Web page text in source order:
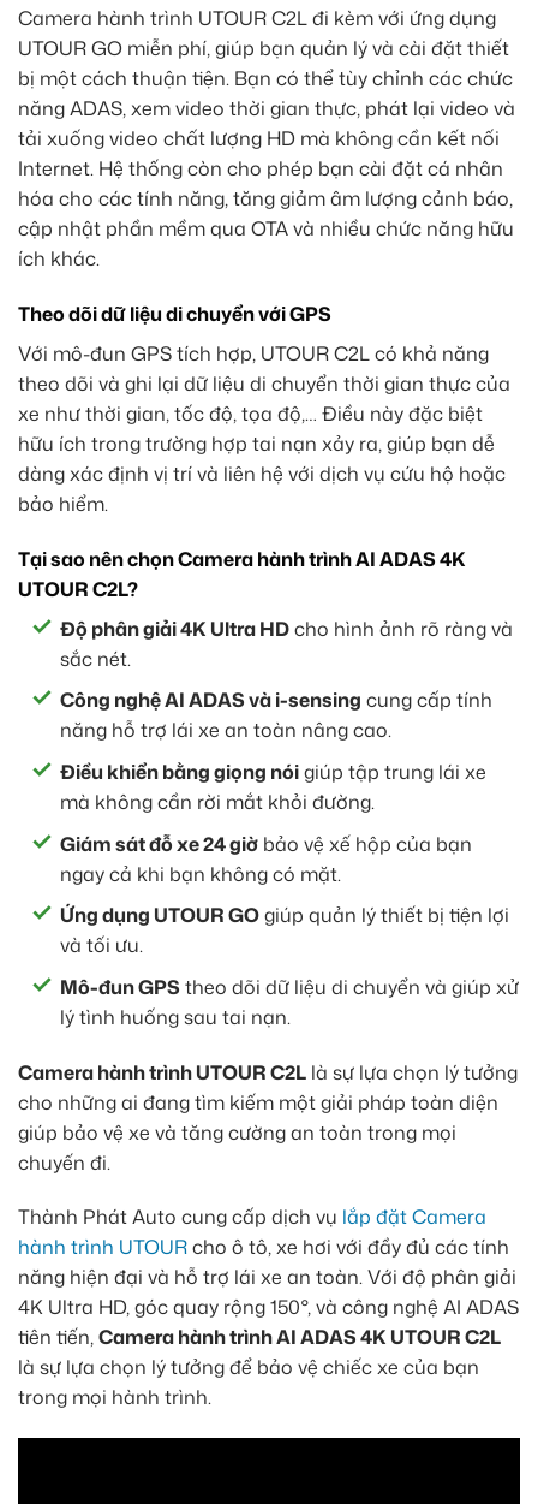
Camera hành trình UTOUR C2L đi kèm với ứng dụng
UTOUR GO miễn phí, giúp bạn quản lý và cài đặt thiết
bị một cách thuận tiện. Bạn có thể tùy chỉnh các chức
năng ADAS, xem video thời gian thực, phát lại video và
tải xuống video chất lượng HD mà không cần kết nối
Internet. Hệ thống còn cho phép bạn cài đặt cá nhân
hóa cho các tính năng, tăng giảm âm lượng cảnh báo,
cập nhật phần mềm qua OTA và nhiều chức năng hữu
ích khác.
Theo dõi dữ liệu di chuyển với GPS
Với mô-đun GPS tích hợp, UTOUR C2L có khả năng
theo dõi và ghi lại dữ liệu di chuyển thời gian thực của
xe như thời gian, tốc độ, tọa độ,… Điều này đặc biệt
hữu ích trong trường hợp tai nạn xảy ra, giúp bạn dễ
dàng xác định vị trí và liên hệ với dịch vụ cứu hộ hoặc
bảo hiểm.
Tại sao nên chọn Camera hành trình AI ADAS 4K
UTOUR C2L?
Độ phân giải 4K Ultra HDcho hình ảnh rõ ràng và
sắc nét.
Công nghệ AI ADAS và i-sensing cung cấp tính
năng hỗ trợ lái xe an toàn nâng cao.
Điều khiển bằng giọng nóigiúp tập trung lái xe
mà không cần rời mắt khỏi đường.
Giám sát đỗ xe 24 giờ bảo vệ xế hộp của bạn
ngay cả khi bạn không có mặt.
Ứng dụng UTOUR GOgiúp quản lý thiết bị tiện lợi
và tối ưu.
Mô-đun GPS theo dõi dữ liệu di chuyển và giúp xử
lý tình huống sau tai nạn.
Camera hành trình UTOUR C2L là sự lựa chọn lý tưởng
cho những ai đang tìm kiếm một giải pháp toàn diện
giúp bảo vệ xe và tăng cường an toàn trong mọi
chuyến đi.
Thành Phát Auto cung cấp dịch vụ lắp đặt Camera
hành trình UTOURcho ô tô, xe hơi với đầy đủ các tính
năng hiện đại và hỗ trợ lái xe an toàn. Với độ phân giải
4K Ultra HD, góc quay rộng 150°, và công nghệ AI ADAS
tiên tiến,Camera hành trình AI ADAS 4K UTOUR C2L
là sự lựa chọn lý tưởng để bảo vệ chiếc xe của bạn
trong mọi hành trình.